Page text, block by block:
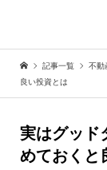
記事一覧 不動
良い投資とは
実はグッ
めておくと